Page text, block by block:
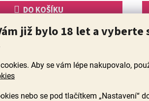
již bylo 18 let a vyberte
Aby se vám lépe nakupovalo,
nebo se pod tlačítkem „Nastavení“
DO KOŠÍKU